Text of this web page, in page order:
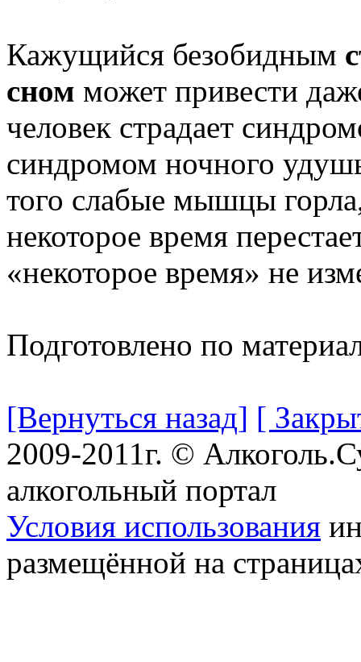
Кажущийся безобидным
сном может привести
человек страдает
синдромом ночного
того слабые мышцы
некоторое время
«некоторое время» не
Подготовлено по
[Вернуться назад] [
2009-2011г. ©
алкогольный портал
Условия использования
размещённой на